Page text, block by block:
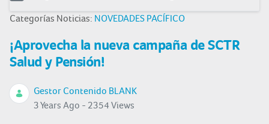
Categorías Noticias: NOVEDADES PACÍFICO
¡Aprovecha la nueva campaña de SCTR
Salud y Pensión!
Gestor Contenido BLANK
3 Years Ago - 2354 Views